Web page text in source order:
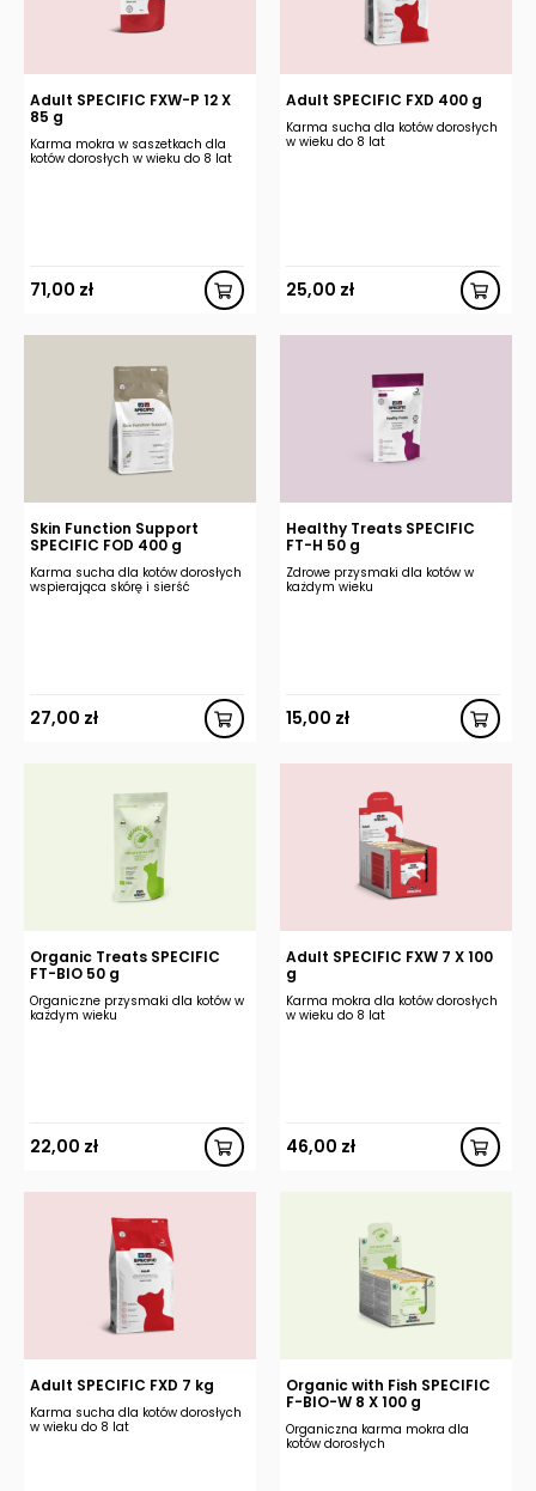
Adult SPECIFIC FXW-P 12 X
85 g
Karma mokra w saszetkach dla
kotów dorosłych w wieku do 8 lat
71,00 zł
Adult SPECIFIC FXD 400 g
Karma sucha dla kotów dorosłych
w wieku do 8 lat
25,00 zł
Skin Function Support
SPECIFIC FOD 400 g
Karma sucha dla kotów dorosłych
wspierająca skórę i sierść
27,00 zł
Healthy Treats SPECIFIC
FT-H 50 g
Zdrowe przysmaki dla kotów w
każdym wieku
15,00 zł
Organic Treats SPECIFIC
FT-BIO 50 g
Organiczne przysmaki dla kotów w
każdym wieku
22,00 zł
Adult SPECIFIC FXW 7 X 100
g
Karma mokra dla kotów dorosłych
w wieku do 8 lat
46,00 zł
Adult SPECIFIC FXD 7 kg
Karma sucha dla kotów dorosłych
w wieku do 8 lat
Organic with Fish SPECIFIC
F-BIO-W 8 X 100 g
Organiczna karma mokra dla
kotów dorosłych